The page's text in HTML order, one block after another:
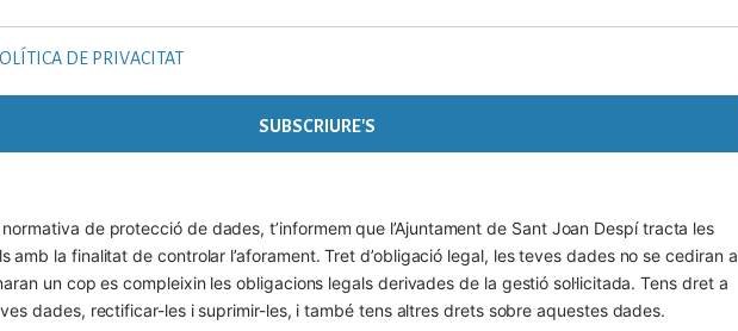
DE PRIVACITAT
normativa de protecció de dades, t’informem que l’Ajuntament de Sant Joan Despí tracta les
amb la finalitat de controlar l’aforament. Tret d’obligació legal, les teves dades no se cediran a
un cop es compleixin les obligacions legals derivades de la gestió sol·licitada. Tens dret a
dades, rectificar-les i suprimir-les, i també tens altres drets sobre aquestes dades.